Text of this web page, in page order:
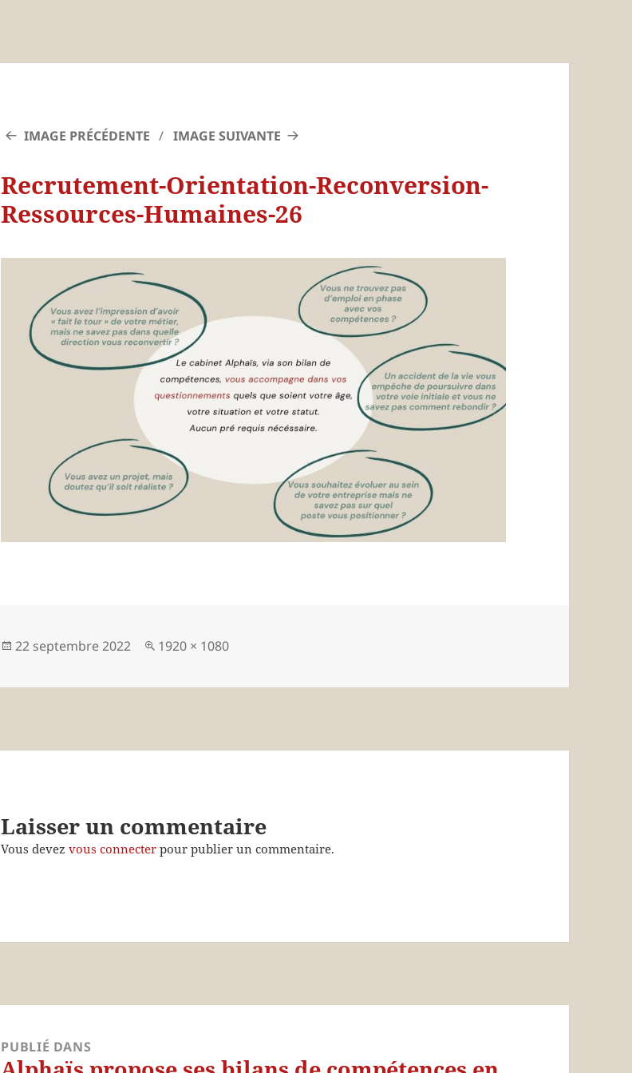
IMAGE PRÉCÉDENTE IMAGE SUIVANTE
Recrutement-Orientation-Reconversion-
Ressources-Humaines-26
Publié
22 septembre 2022
Taille
1920 × 1080
Laisser un commentaire
Vous devezvous connecter pour publier un commentaire.
PUBLIÉ DANS